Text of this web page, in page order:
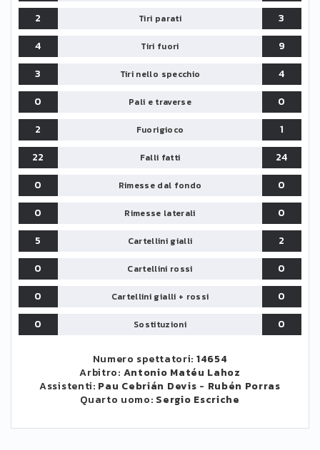
2 Tiri parati
3
4
Tiri fuori
9
3
Tiri nello specchio
4
0
Pali e traverse
0
2
Fuorigioco
1
22
Falli fatti
24
0
Rimesse dal fondo
0
0
Rimesse laterali
0
5
Cartellini gialli
2
0
Cartellini rossi
0
0
Cartellini gialli + rossi
0
0
Sostituzioni 0
Numero spettatori: 14654
Arbitro: Antonio Matéu Lahoz
Assistenti: Pau Cebrián Devis - Rubén Porras
Quarto uomo: Sergio Escriche